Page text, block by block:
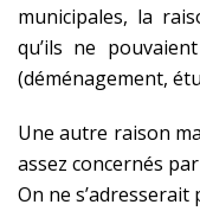
municipales, la
qu’ils ne
(déménagement,
Une autre raison
assez concernés
On ne s’adresserait